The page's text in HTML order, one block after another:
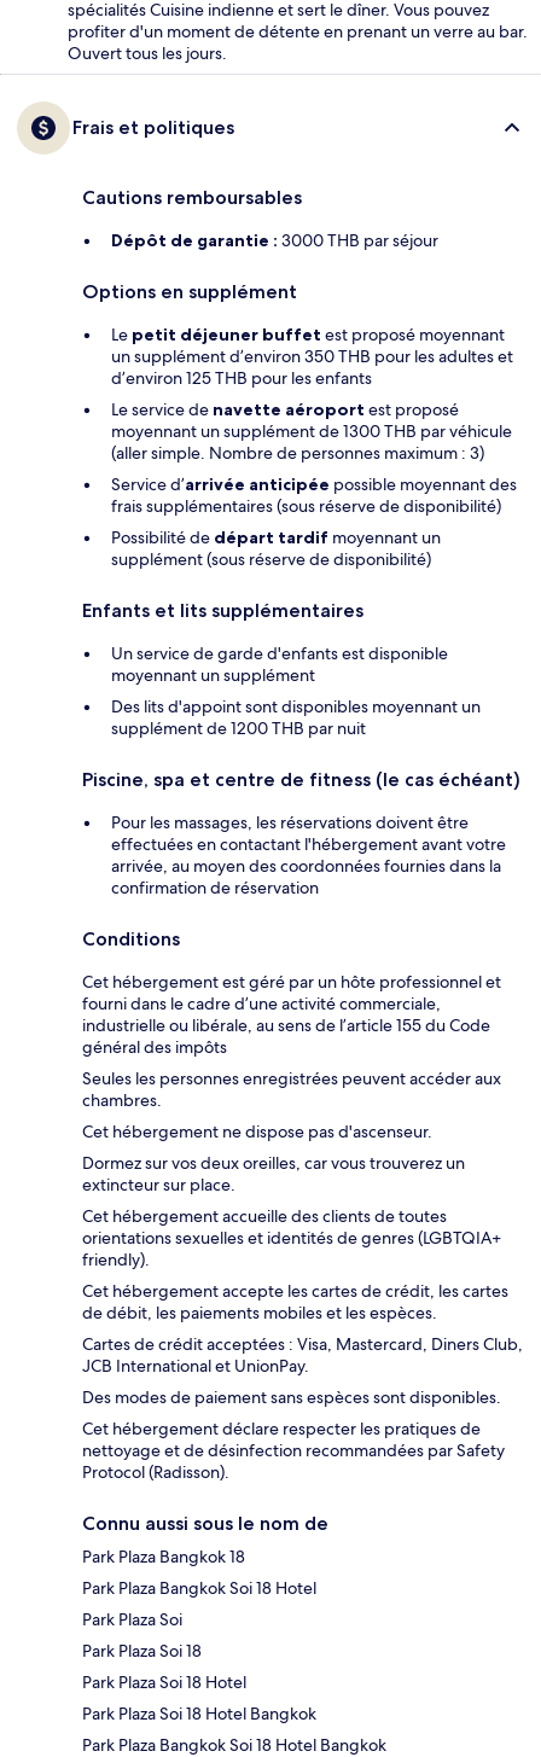
spécialités Cuisine indienne et sert le dîner. Vous pouvez
profiter d'un moment de détente en prenant un verre au bar.
Ouvert tous les jours.
Frais et politiques
Cautions remboursables
Dépôt de garantie : 3000 THB par séjour
Options en supplément
Le petit déjeuner buffet est proposé moyennant
un supplément d’environ 350 THB pour les adultes et
d’environ 125 THB pour les enfants
Le service de navette aéroport est proposé
moyennant un supplément de 1300 THB par véhicule
(aller simple. Nombre de personnes maximum : 3)
Service d’arrivée anticipée possible moyennant des
frais supplémentaires (sous réserve de disponibilité)
Possibilité de départ tardif moyennant un
supplément (sous réserve de disponibilité)
Enfants et lits supplémentaires
Un service de garde d'enfants est disponible
moyennant un supplément
Des lits d'appoint sont disponibles moyennant un
supplément de 1200 THB par nuit
Piscine, spa et centre de fitness (le cas échéant)
Pour les massages, les réservations doivent être
effectuées en contactant l'hébergement avant votre
arrivée, au moyen des coordonnées fournies dans la
confirmation de réservation
Conditions
Cet hébergement est géré par un hôte professionnel et
fourni dans le cadre d’une activité commerciale,
industrielle ou libérale, au sens de l’article 155 du Code
général des impôts
Seules les personnes enregistrées peuvent accéder aux
chambres.
Cet hébergement ne dispose pas d'ascenseur.
Dormez sur vos deux oreilles, car vous trouverez un
extincteur sur place.
Cet hébergement accueille des clients de toutes
orientations sexuelles et identités de genres (LGBTQIA+
friendly).
Cet hébergement accepte les cartes de crédit, les cartes
de débit, les paiements mobiles et les espèces.
Cartes de crédit acceptées : Visa, Mastercard, Diners Club,
JCB International et UnionPay.
Des modes de paiement sans espèces sont disponibles.
Cet hébergement déclare respecter les pratiques de
nettoyage et de désinfection recommandées par Safety
Protocol (Radisson).
Connu aussi sous le nom de
Park Plaza Bangkok 18
Park Plaza Bangkok Soi 18 Hotel
Park Plaza Soi
Park Plaza Soi 18
Park Plaza Soi 18 Hotel
Park Plaza Soi 18 Hotel Bangkok
Park Plaza Bangkok Soi 18 Hotel Bangkok